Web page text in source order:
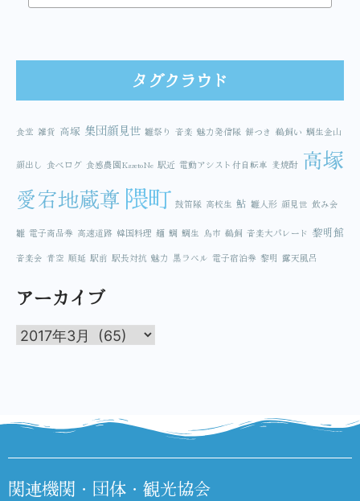
タグクラウド
食堂 雑貨 高塚 集団顔見世 雛祭り 音楽 魅力発信隊 餅つき 鵜飼い 鯛生金山
顔出し 食べログ 食感農園KazetoNe 駅近 電動アシスト付自転車 麦焼酎 高塚
愛宕地蔵尊 隈町 鼓笛隊 高校生 鮎 雛人形 顔見世 飲み会
雛 電子商品券 高速道路 韓国料理 麺 鯛 鯛生 鳥市 鵜飼 音楽大パレード 黎明館
音楽会 青空 順延 駅前 駅長対抗 魅力 黒ラベル 電子宿泊券 黎明 露天風呂
アーカイブ
関連機関・団体・観光協会